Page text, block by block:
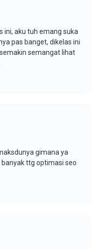
ini, aku tuh emang suka
pas banget, dikelas ini
semangat lihat
gimana ya
ttg optimasi seo